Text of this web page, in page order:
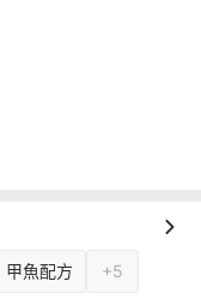
甲魚配方 +5